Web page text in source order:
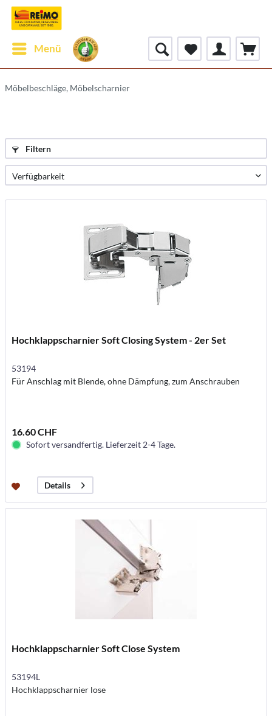
Menü
Möbelbeschläge, Möbelscharnier
Filtern
Hochklappscharnier Soft Closing System - 2er Set
53194
Für Anschlag mit Blende, ohne Dämpfung, zum Anschrauben
16.60 CHF
Sofort versandfertig. Lieferzeit 2-4 Tage.
Details
Hochklappscharnier Soft Close System
53194L
Hochklappscharnier lose